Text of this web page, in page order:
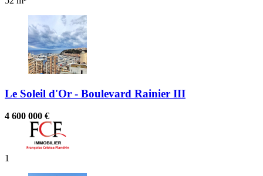
Le Soleil d'Or - Boulevard Rainier III
4 600 000 €
1